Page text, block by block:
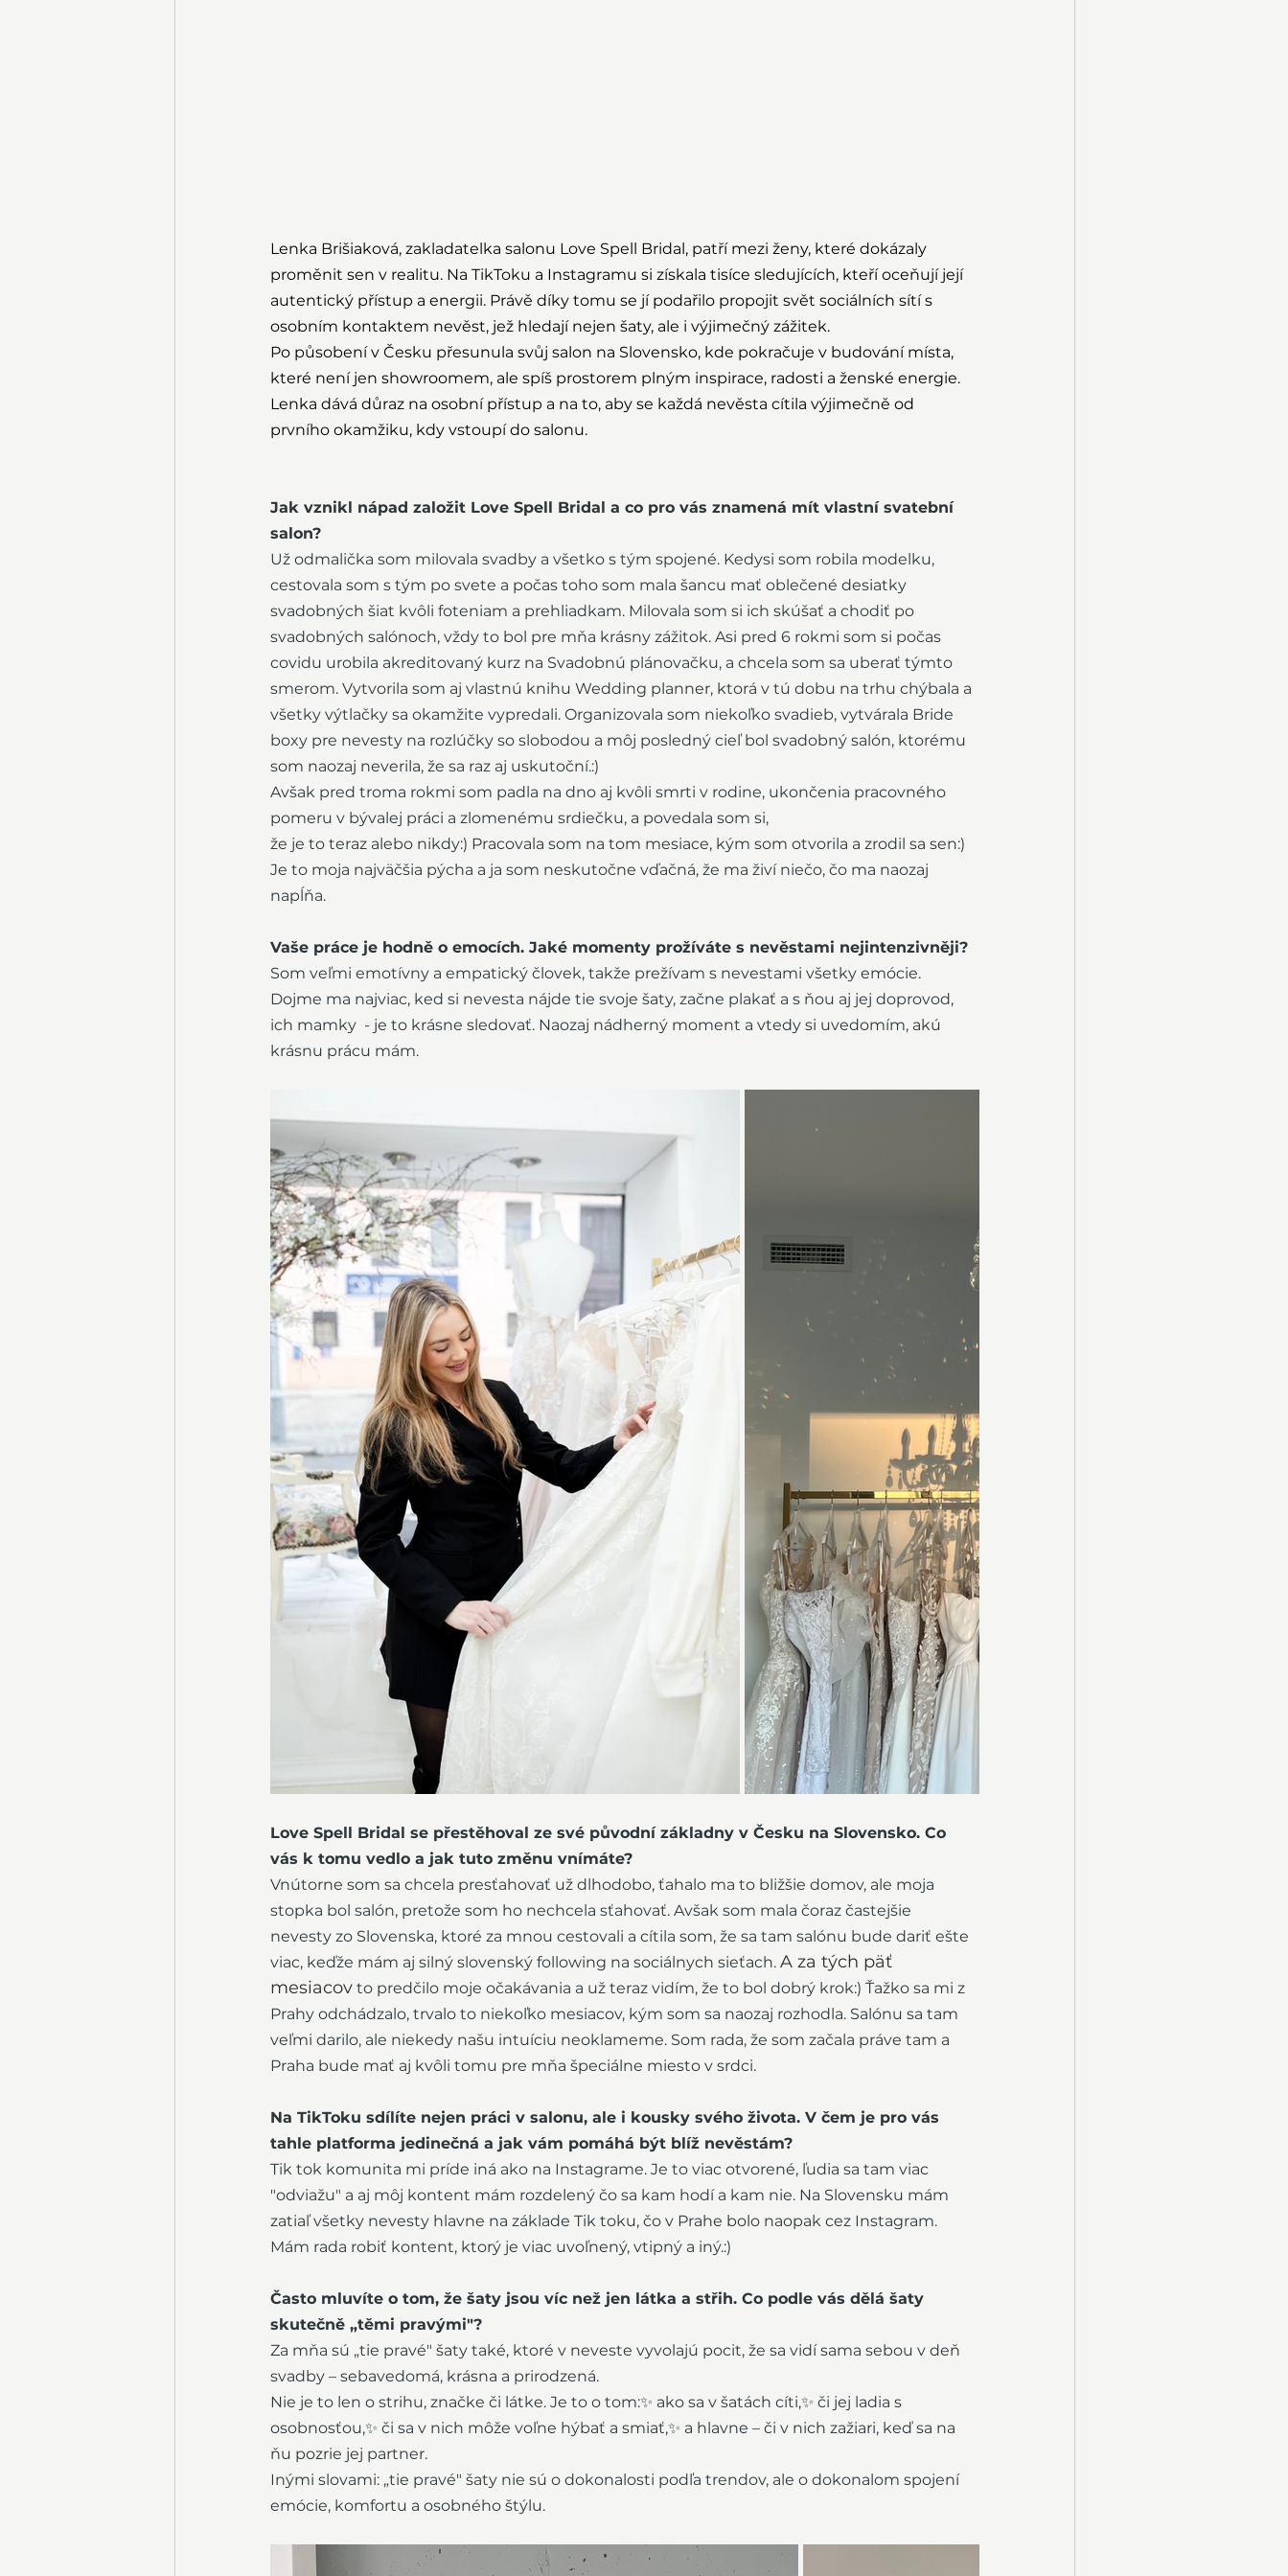
Lenka Brišiaková, zakladatelka salonu Love Spell Bridal, patří mezi ženy, které dokázaly
proměnit sen v realitu. Na TikToku a Instagramu si získala tisíce sledujících, kteří oceňují její
autentický přístup a energii. Právě díky tomu se jí podařilo propojit svět sociálních sítí s
osobním kontaktem nevěst, jež hledají nejen šaty, ale i výjimečný zážitek.
Po působení v Česku přesunula svůj salon na Slovensko, kde pokračuje v budování místa,
které není jen showroomem, ale spíš prostorem plným inspirace, radosti a ženské energie.
Lenka dává důraz na osobní přístup a na to, aby se každá nevěsta cítila výjimečně od
prvního okamžiku, kdy vstoupí do salonu.
Jak vznikl nápad založit Love Spell Bridal a co pro vás znamená mít vlastní svatební
salon?
Už odmalička som milovala svadby a všetko s tým spojené. Kedysi som robila modelku,
cestovala som s tým po svete a počas toho som mala šancu mať oblečené desiatky
svadobných šiat kvôli foteniam a prehliadkam. Milovala som si ich skúšať a chodiť po
svadobných salónoch, vždy to bol pre mňa krásny zážitok. Asi pred 6 rokmi som si počas
covidu urobila akreditovaný kurz na Svadobnú plánovačku, a chcela som sa uberať týmto
smerom. Vytvorila som aj vlastnú knihu Wedding planner, ktorá v tú dobu na trhu chýbala a
všetky výtlačky sa okamžite vypredali. Organizovala som niekoľko svadieb, vytvárala Bride
boxy pre nevesty na rozlúčky so slobodou a môj posledný cieľ bol svadobný salón, ktorému
som naozaj neverila, že sa raz aj uskutoční.:)
Avšak pred troma rokmi som padla na dno aj kvôli smrti v rodine, ukončenia pracovného
pomeru v bývalej práci a zlomenému srdiečku, a povedala som si,
že je to teraz alebo nikdy:) Pracovala som na tom mesiace, kým som otvorila a zrodil sa sen:)
Je to moja najväčšia pýcha a ja som neskutočne vďačná, že ma živí niečo, čo ma naozaj
napĺňa.
Vaše práce je hodně o emocích. Jaké momenty prožíváte s nevěstami nejintenzivněji?
Som veľmi emotívny a empatický človek, takže prežívam s nevestami všetky emócie.
Dojme ma najviac, ked si nevesta nájde tie svoje šaty, začne plakať a s ňou aj jej doprovod,
ich mamky  - je to krásne sledovať. Naozaj nádherný moment a vtedy si uvedomím, akú
krásnu prácu mám.
Love Spell Bridal se přestěhoval ze své původní základny v Česku na Slovensko. Co
vás k tomu vedlo a jak tuto změnu vnímáte?
Vnútorne som sa chcela presťahovať už dlhodobo, ťahalo ma to bližšie domov, ale moja
stopka bol salón, pretože som ho nechcela sťahovať. Avšak som mala čoraz častejšie
nevesty zo Slovenska, ktoré za mnou cestovali a cítila som, že sa tam salónu bude dariť ešte
viac, keďže mám aj silný slovenský following na sociálnych sieťach. A za tých päť
mesiacov to predčilo moje očakávania a už teraz vidím, že to bol dobrý krok:) Ťažko sa mi z
Prahy odchádzalo, trvalo to niekoľko mesiacov, kým som sa naozaj rozhodla. Salónu sa tam
veľmi darilo, ale niekedy našu intuíciu neoklameme. Som rada, že som začala práve tam a
Praha bude mať aj kvôli tomu pre mňa špeciálne miesto v srdci.
Na TikToku sdílíte nejen práci v salonu, ale i kousky svého života. V čem je pro vás
tahle platforma jedinečná a jak vám pomáhá být blíž nevěstám?
Tik tok komunita mi príde iná ako na Instagrame. Je to viac otvorené, ľudia sa tam viac
"odviažu" a aj môj kontent mám rozdelený čo sa kam hodí a kam nie. Na Slovensku mám
zatiaľ všetky nevesty hlavne na základe Tik toku, čo v Prahe bolo naopak cez Instagram.
Mám rada robiť kontent, ktorý je viac uvoľnený, vtipný a iný.:)
Často mluvíte o tom, že šaty jsou víc než jen látka a střih. Co podle vás dělá šaty
skutečně „těmi pravými"?
Za mňa sú „tie pravé" šaty také, ktoré v neveste vyvolajú pocit, že sa vidí sama sebou v deň
svadby – sebavedomá, krásna a prirodzená.
Nie je to len o strihu, značke či látke. Je to o tom:✨ ako sa v šatách cíti,✨ či jej ladia s
osobnosťou,✨ či sa v nich môže voľne hýbať a smiať,✨ a hlavne – či v nich zažiari, keď sa na
ňu pozrie jej partner.
Inými slovami: „tie pravé" šaty nie sú o dokonalosti podľa trendov, ale o dokonalom spojení
emócie, komfortu a osobného štýlu.